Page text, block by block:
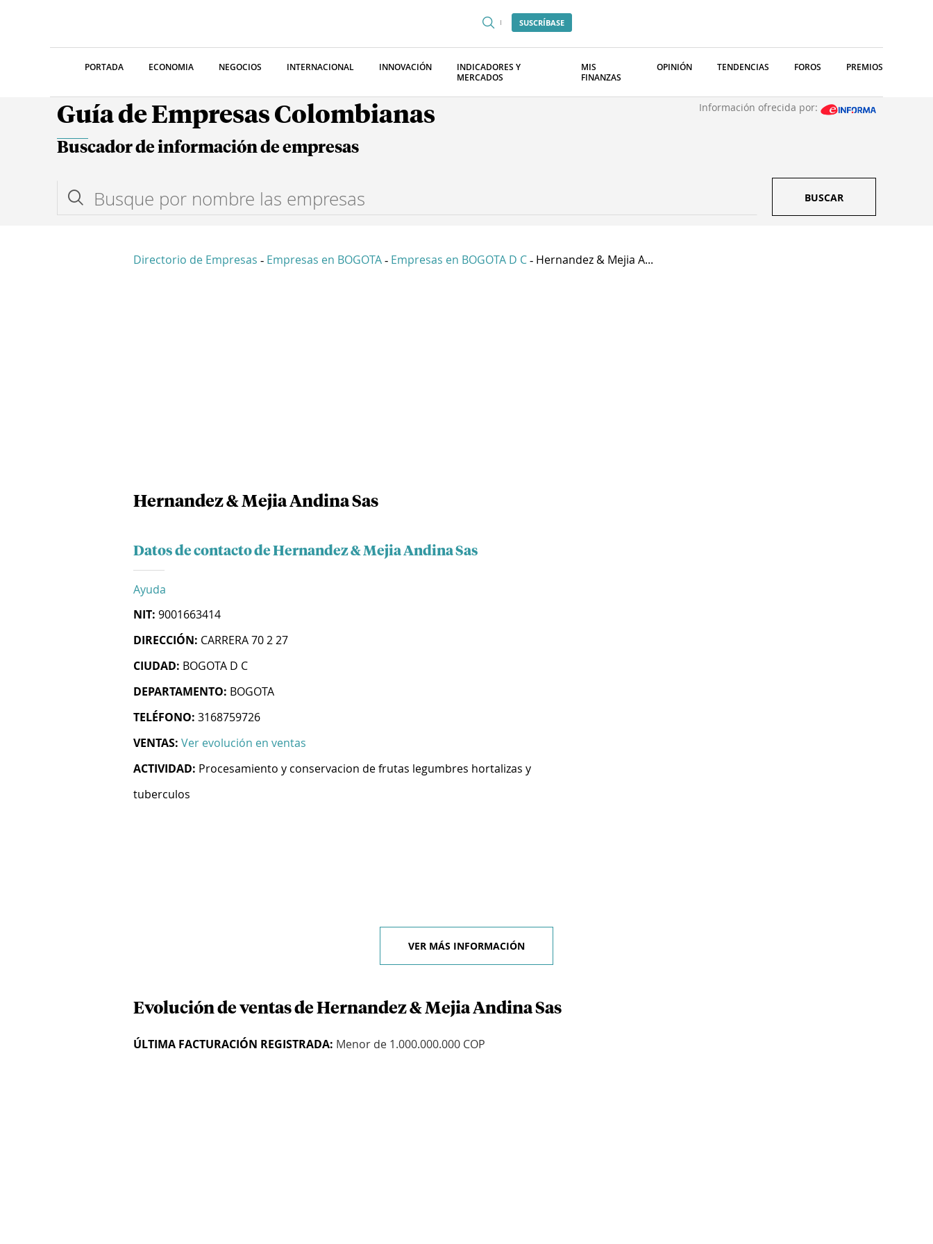
SUSCRÍBASE
PORTADA ECONOMIA NEGOCIOS INTERNACIONAL INNOVACIÓN
INDICADORES Y
MERCADOS
MIS
FINANZAS
OPINIÓN TENDENCIAS FOROS PREMIOS
Guía de Empresas Colombianas Información ofrecida por:
Buscador de información de empresas
BUSCAR
Directorio de Empresas - Empresas en BOGOTA - Empresas en BOGOTA D C - Hernandez & Mejia A...
Hernandez & Mejia Andina Sas
Datos de contacto de Hernandez & Mejia Andina Sas
Ayuda
NIT: 9001663414
DIRECCIÓN: CARRERA 70 2 27
CIUDAD: BOGOTA D C
DEPARTAMENTO: BOGOTA
TELÉFONO: 3168759726
VENTAS: Ver evolución en ventas
ACTIVIDAD: Procesamiento y conservacion de frutas legumbres hortalizas y
tuberculos
VER MÁS INFORMACIÓN
Evolución de ventas de Hernandez & Mejia Andina Sas
ÚLTIMA FACTURACIÓN REGISTRADA: Menor de 1.000.000.000 COP